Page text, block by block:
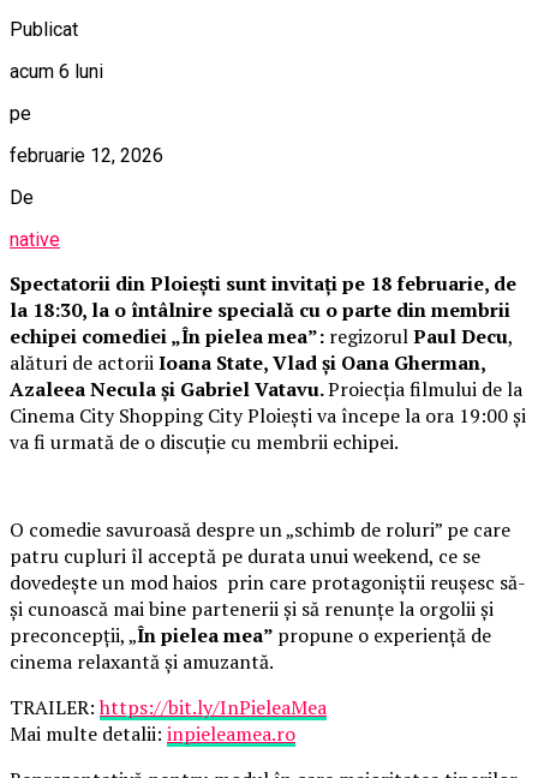
Publicat
acum 6 luni
pe
februarie 12, 2026
De
native
Spectatorii din Ploiești sunt invitați pe 18 februarie, de
la 18:30, la o întâlnire specială cu o parte din membrii
echipei comediei „În pielea mea”: regizorulPaul Decu,
alături de actoriiIoana State, Vlad și Oana Gherman,
Azaleea Necula și Gabriel Vatavu.Proiecția filmului de la
Cinema City Shopping City Ploiești va începe la ora 19:00 și
va fi urmată de o discuție cu membrii echipei.
O comedie savuroasă despre un „schimb de roluri” pe care
patru cupluri îl acceptă pe durata unui weekend, ce se
dovedește un mod haios prin care protagoniștii reușesc să-
și cunoască mai bine partenerii și să renunțe la orgolii și
preconcepții, „În pielea mea” propune o experiență de
cinema relaxantă și amuzantă.
TRAILER:https://bit.ly/InPieleaMea
Mai multe detalii: inpieleamea.ro